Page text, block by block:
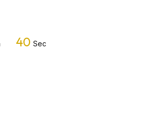
40 Sec